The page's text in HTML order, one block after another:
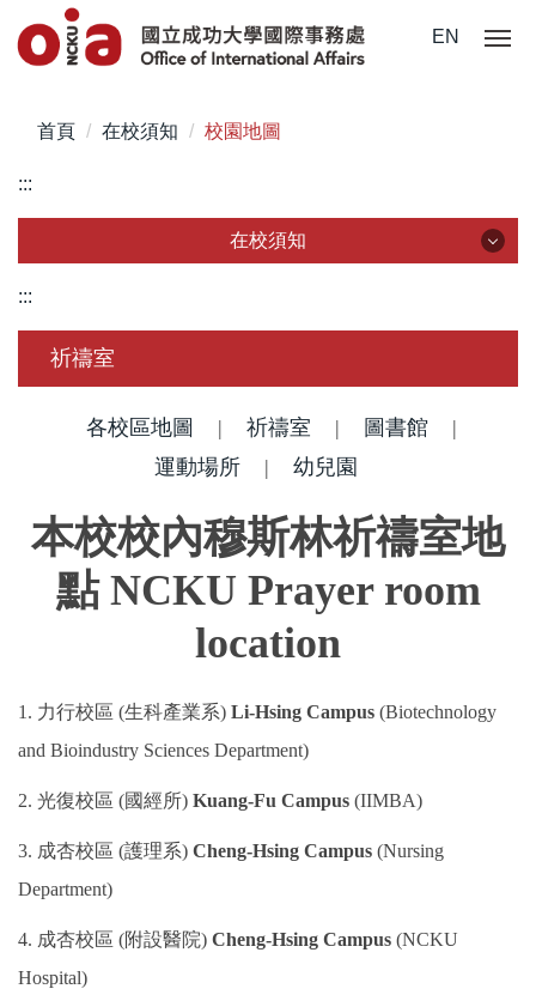
到
區
EN
首頁 在校須知 校園地圖
:::
在校須知
簽證/ 居留證/ 入臺證件
註冊/ 報到/ 體檢
學生保險
轉系/選課須知及請假
住宿資訊及生活費用參考
校園地圖
境外學生會與社團
成績單/ 證書/ 離校手續
:::
祈禱室
各校區地圖 | 祈禱室 | 圖書館|
運動場所 | 幼兒園
本校校內穆斯林祈禱室地
點 NCKU Prayer room
location
1. 力行校區 (生科產業系) Li-Hsing Campus (Biotechnology
and Bioindustry Sciences Department)
2. 光復校區 (國經所) Kuang-Fu Campus (IIMBA)
3. 成杏校區 (護理系) Cheng-Hsing Campus (Nursing
Department)
4. 成杏校區 (附設醫院) Cheng-Hsing Campus (NCKU
Hospital)